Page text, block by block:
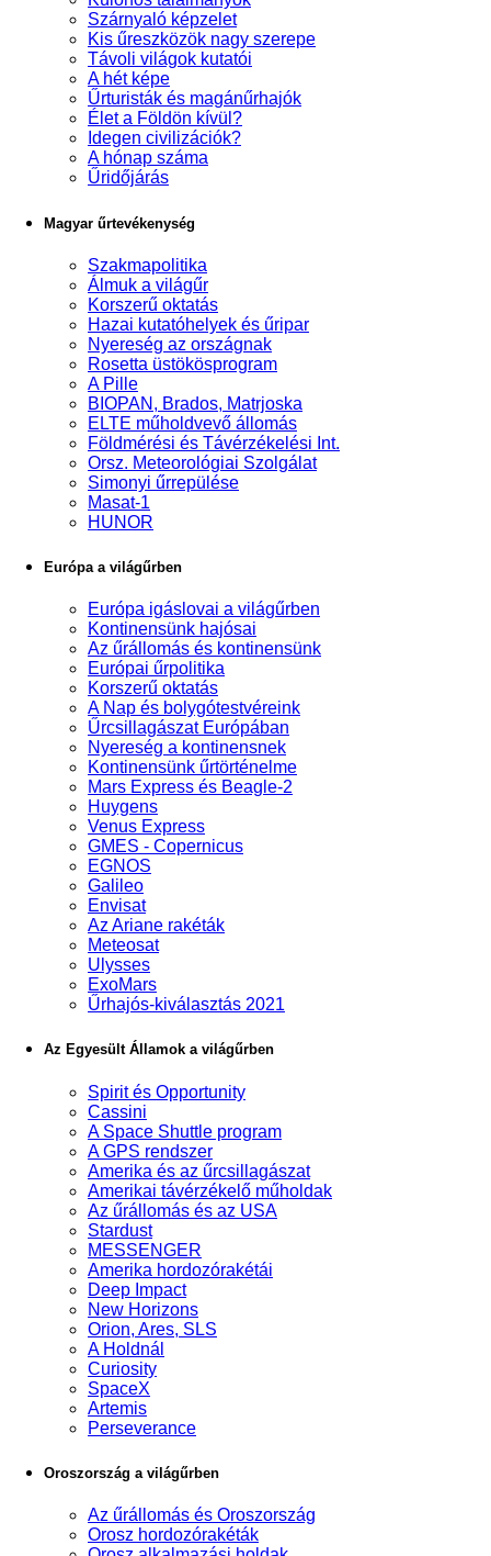
Szárnyaló képzelet
Kis űreszközök nagy szerepe
Távoli világok kutatói
A hét képe
Űrturisták és magánűrhajók
Élet a Földön kívül?
Idegen civilizációk?
A hónap száma
Űridőjárás
Magyar űrtevékenység
Szakmapolitika
Álmuk a világűr
Korszerű oktatás
Hazai kutatóhelyek és űripar
Nyereség az országnak
Rosetta üstökösprogram
A Pille
BIOPAN, Brados, Matrjoska
ELTE műholdvevő állomás
Földmérési és Távérzékelési Int.
Orsz. Meteorológiai Szolgálat
Simonyi űrrepülése
Masat-1
HUNOR
Európa a világűrben
Európa igáslovai a világűrben
Kontinensünk hajósai
Az űrállomás és kontinensünk
Európai űrpolitika
Korszerű oktatás
A Nap és bolygótestvéreink
Űrcsillagászat Európában
Nyereség a kontinensnek
Kontinensünk űrtörténelme
Mars Express és Beagle-2
Huygens
Venus Express
GMES - Copernicus
EGNOS
Galileo
Envisat
Az Ariane rakéták
Meteosat
Ulysses
ExoMars
Űrhajós-kiválasztás 2021
Az Egyesült Államok a világűrben
Spirit és Opportunity
Cassini
A Space Shuttle program
A GPS rendszer
Amerika és az űrcsillagászat
Amerikai távérzékelő műholdak
Az űrállomás és az USA
Stardust
MESSENGER
Amerika hordozórakétái
Deep Impact
New Horizons
Orion, Ares, SLS
A Holdnál
Curiosity
SpaceX
Artemis
Perseverance
Oroszország a világűrben
Az űrállomás és Oroszország
Orosz hordozórakéták